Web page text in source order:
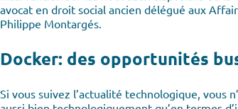
avocat en droit social ancien délégué aux
Philippe Montargés.
Docker: des opportunités
Si vous suivez l’actualité technologique, vous